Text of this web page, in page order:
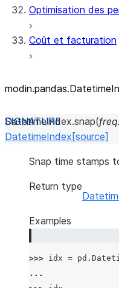
Optimisation des
Coût et facturation
DatetimeIndex.snap(freq
DatetimeIndex [source]
Snap time stamps
Return type
Examples
>>> idx = pd .
...